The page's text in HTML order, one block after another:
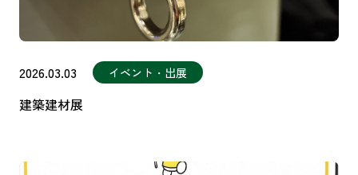
2026.03.03 イベント・出展
建築建材展